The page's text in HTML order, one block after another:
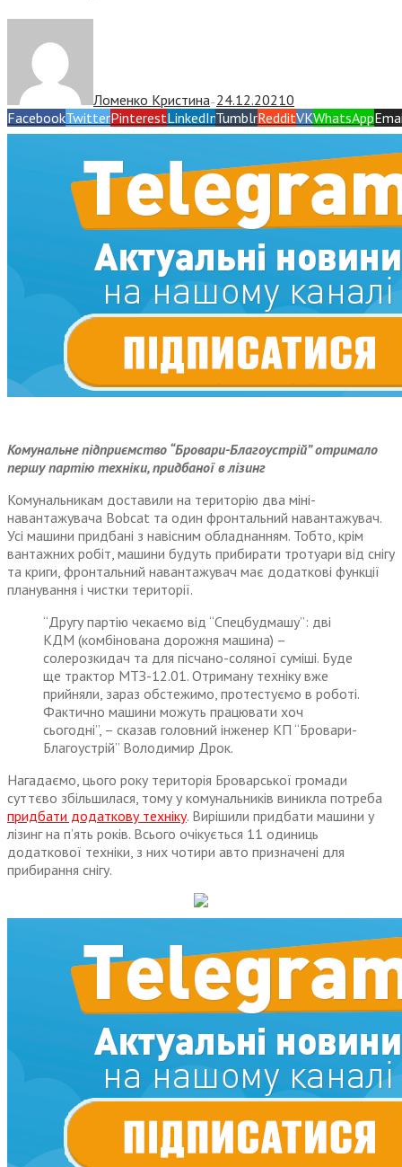
Ломенко Кристина— 24.12.20210
FacebookTwitterPinterestLinkedInTumblrRedditVKWhatsApp
Комунальне підприємство “Бровари-Благоустрій” отримало
першу партію техніки, придбаної в лізинг
Комунальникам доставили на територію два міні-
навантажувача Bobcat та один фронтальний навантажувач.
Усі машини придбані з навісним обладнанням. Тобто, крім
вантажних робіт, машини будуть прибирати тротуари від снігу
та криги, фронтальний навантажувач має додаткові функції
планування і чистки території.
“Другу партію чекаємо від “Спецбудмашу”: дві
КДМ (комбінована дорожня машина) –
солерозкидач та для пісчано-соляної суміші. Буде
ще трактор МТЗ-12.01. Отриману техніку вже
прийняли, зараз обстежимо, протестуємо в роботі.
Фактично машини можуть працювати хоч
сьогодні”, – сказав головний інженер КП “Бровари-
Благоустрій” Володимир Дрок.
Нагадаємо, цього року територія Броварської громади
суттєво збільшилася, тому у комунальників виникла потреба
придбати додаткову техніку. Вирішили придбати машини у
лізинг на п’ять років. Всього очікується 11 одиниць
додаткової техніки, з них чотири авто призначені для
прибирання снігу.